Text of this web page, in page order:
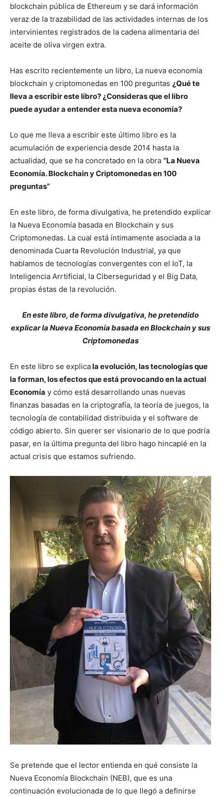
blockchain pública de Ethereum y se dará información
veraz de la trazabilidad de las actividades internas de los
intervinientes registrados de la cadena alimentaria del
aceite de oliva virgen extra.
Has escrito recientemente un libro, La nueva economía
blockchain y criptomonedas en 100 preguntas ¿Qué te
lleva a escribir este libro? ¿Consideras que el libro
puede ayudar a entender esta nueva economía?
Lo que me lleva a escribir este último libro es la
acumulación de experiencia desde 2014 hasta la
actualidad, que se ha concretado en la obra “La Nueva
Economía. Blockchain y Criptomonedas en 100
preguntas”
En este libro, de forma divulgativa, he pretendido explicar
la Nueva Economía basada en Blockchain y sus
Criptomonedas. La cual está íntimamente asociada a la
denominada Cuarta Revolución Industrial, ya que
hablamos de tecnologías convergentes con el IoT, la
Inteligencia Arrtificial, la Ciberseguridad y el Big Data,
propias éstas de la revolución.
En este libro, de forma divulgativa, he pretendido
explicar la Nueva Economía basada en Blockchain y sus
Criptomonedas
En este libro se explicala evolución, las tecnologías que
la forman, los efectos que está provocando en la actual
Economía y cómo está desarrollando unas nuevas
finanzas basadas en la criptografía, la teoría de juegos, la
tecnología de contabilidad distribuida y el software de
código abierto. Sin querer ser visionario de lo que podría
pasar, en la última pregunta del libro hago hincapié en la
actual crisis que estamos sufriendo.
Se pretende que el lector entienda en qué consiste la
Nueva Economía Blockchain (NEB), que es una
continuación evolucionada de lo que llegó a definirse